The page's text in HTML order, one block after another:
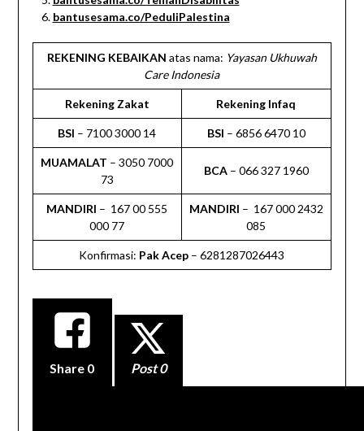
bantusesama.co/PeduliPalestina
REKENING KEBAIKAN atas nama: Yayasan Ukhuwah
Care Indonesia
Rekening Zakat Rekening Infaq
BSI – 7100 3000 14 BSI – 6856 6470 10
MUAMALAT – 3050 7000
73
BCA– 066 327 1960
MANDIRI – 167 00 555
000 77
MANDIRI – 167 000 2432
085
Konfirmasi: Pak Acep – 6281287026443
Share 0 Post 0